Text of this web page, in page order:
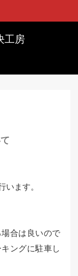
工房
います。
合は良いので
ングに駐車し